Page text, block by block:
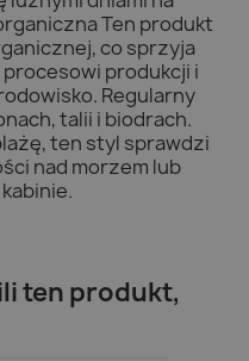
Ten produkt
co sprzyja
produkcji i
Regularny
talii i biodrach.
ten styl sprawdzi
nad morzem lub
ten produkt,